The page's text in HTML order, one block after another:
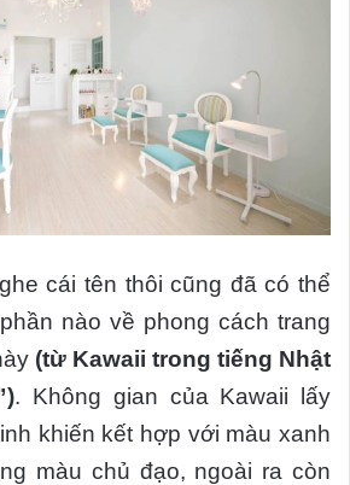
cái tên thôi cũng đã có thể
nào về phong cách trang
(từ Kawaii trong tiếng Nhật
. Không gian của Kawaii lấy
khiến kết hợp với màu xanh
màu chủ đạo, ngoài ra còn